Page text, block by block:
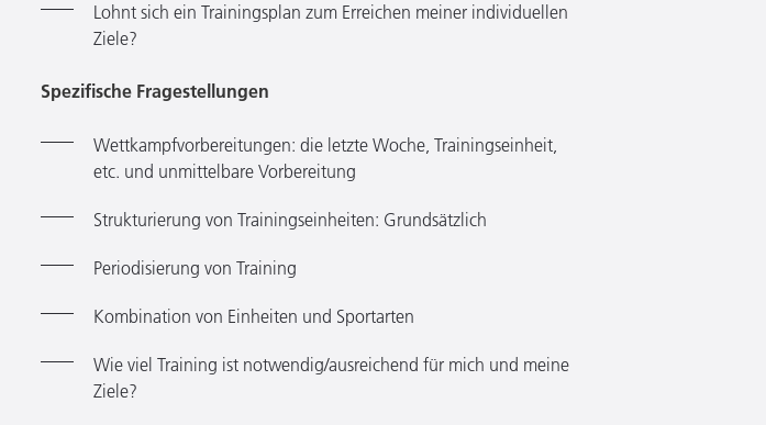
Lohnt sich ein Trainingsplan zum Erreichen meiner individuellen
Ziele?
Spezifische Fragestellungen
Wettkampfvorbereitungen: die letzte Woche, Trainingseinheit,
etc. und unmittelbare Vorbereitung
Strukturierung von Trainingseinheiten: Grundsätzlich
Periodisierung von Training
Kombination von Einheiten und Sportarten
Wie viel Training ist notwendig/ausreichend für mich und meine
Ziele?